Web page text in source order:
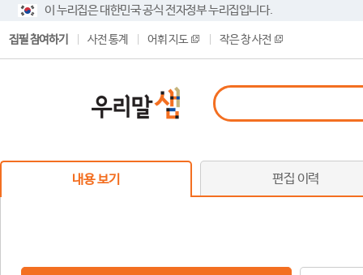
이 누리집은 대한민국 공식 전자정부 누리집입니다.
집필 참여하기 사전 통계 어휘 지도 작은 창 사전
내용 보기 편집 이력